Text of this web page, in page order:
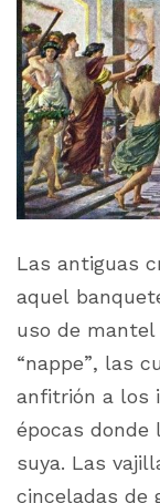
Las antiguas
aquel
uso de
“nappe”, las
anfitrión a los
épocas donde
suya. Las
cinceladas de